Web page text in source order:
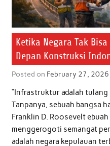
Ketika Negara Tak
Depan Konstruksi
Posted on February 27, 2026
“Infrastruktur adalah tulang
Tanpanya, sebuah bangsa
Franklin D. Roosevelt
menggerogoti semangat
adalah negara kepulauan